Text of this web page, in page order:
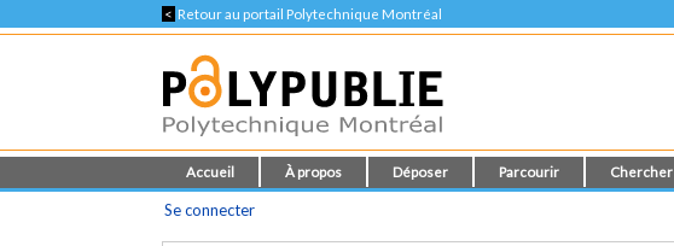
< Retour au portail Polytechnique Montréal
Accueil À propos Déposer Parcourir Chercher
Se connecter